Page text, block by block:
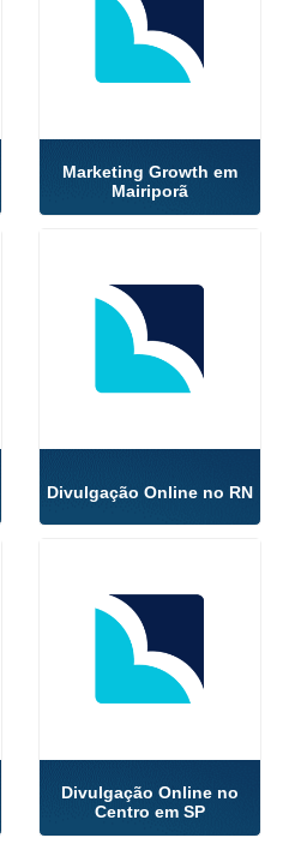
Marketing Growth em
Mairiporã
Divulgação Online no RN
Divulgação Online no
Centro em SP